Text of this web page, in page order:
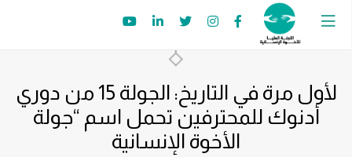
لأول مرة في التاريخ: الجولة 15 من دوري
أدنوك للمحترفين تحمل اسم “جولة
الأخوة الإنسانية